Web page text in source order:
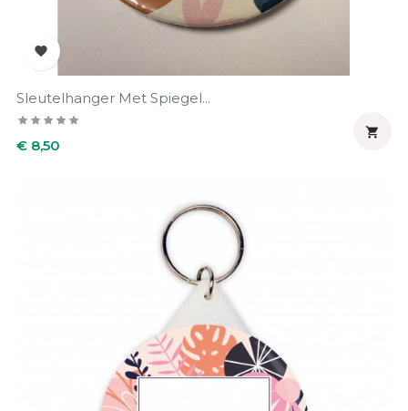

Sleutelhanger Met Spiegel...
Prijs
€ 8,50
